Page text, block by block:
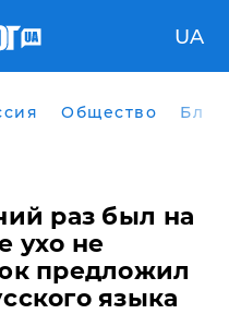
UA
Общество
раз был на
ухо не
предложил
языка